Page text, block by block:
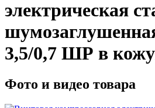
электрическая
3,5/0,7 ШР в
Фото и видео товара